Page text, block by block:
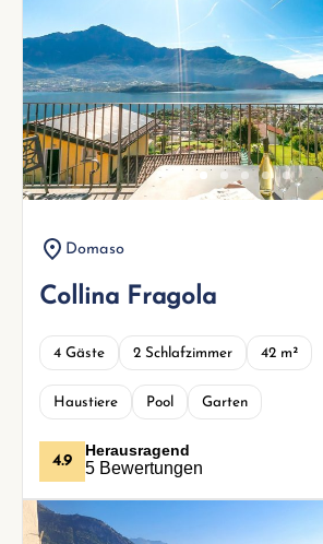
Domaso
Collina Fragola
4 Gäste 2 Schlafzimmer 42 m²
Haustiere Pool Garten
4.9
Herausragend
5 Bewertungen